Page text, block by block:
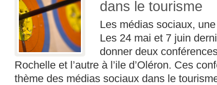
dans le tourisme
Les médias sociaux,
Les 24 mai et 7 juin
donner deux
Rochelle et l’autre à l’ile d’Oléron. Ces
thème des médias sociaux dans le